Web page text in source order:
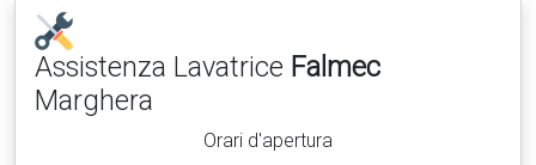
Assistenza Lavatrice Falmec
Marghera
Orari d'apertura